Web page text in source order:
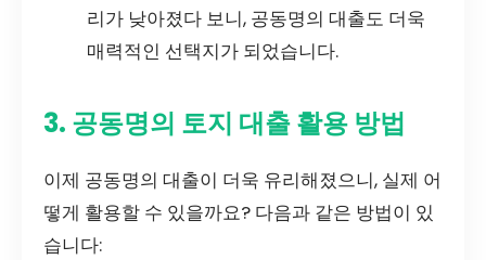
리가 낮아졌다 보니, 공동명의 대출도 더욱
매력적인 선택지가 되었습니다.
3. 공동명의 토지 대출 활용 방법
이제 공동명의 대출이 더욱 유리해졌으니, 실제 어
떻게 활용할 수 있을까요? 다음과 같은 방법이 있
습니다: